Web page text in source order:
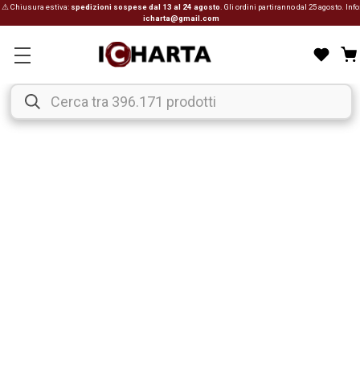
⚠ Chiusura estiva: spedizioni sospese dal 13 al 24 agosto . Gli ordini partiranno dal 25 agosto. Info:
icharta@gmail.com